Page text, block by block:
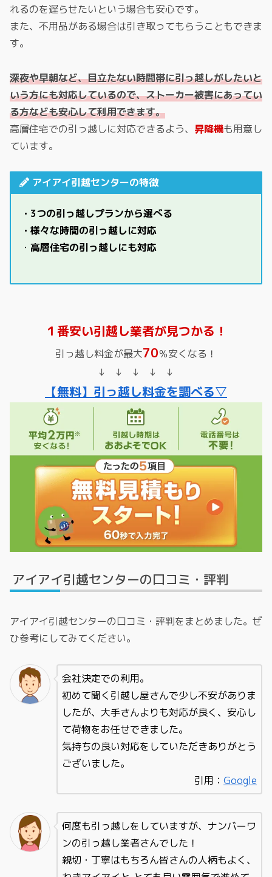
れるのを遅らせたいという場合も安心です。
また、不用品がある場合は引き取ってもらうこともできま
す。
深夜や早朝など、目立たない時間帯に引っ越しがしたいと
いう方にも対応しているので、ストーカー被害にあってい
る方なども安心して利用できます。
高層住宅での引っ越しに対応できるよう、 昇降機も用意し
ています。
アイアイ引越センターの特徴
・3つの引っ越しプランから選べる
・様々な時間の引っ越しに対応
・ 高層住宅の引っ越しにも対応
１番安い引越し業者が見つかる！
引っ越し料金が最大70％安くなる！
↓ ↓ ↓ ↓ ↓
【無料】引っ越し料金を調べる▽
アイアイ引越センターの口コミ・評判
アイアイ引越センターの口コミ・評判をまとめました。ぜ
ひ参考にしてみてください。
会社決定での利用。
初めて聞く引越し屋さんで少し不安がありま
したが、大手さんよりも対応が良く、安心し
て荷物をお任せできました。
気持ちの良い対応をしていただきありがとう
ございました。
引用： Google
何度も引っ越しをしていますが、ナンバーワ
ンの引っ越し業者さんでした！
親切・丁寧はもちろん皆さんの人柄もよく、